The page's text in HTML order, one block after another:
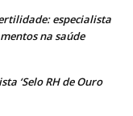
especialista
na saúde
‘Selo RH de Ouro